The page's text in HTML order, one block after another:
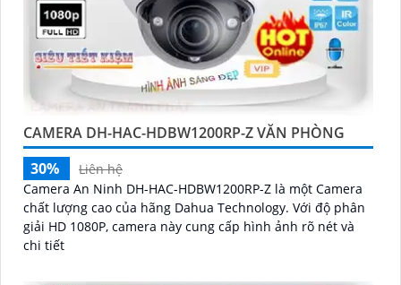
CAMERA DH-HAC-HDBW1200RP-Z VĂN PHÒNG
30%
Liên hệ
Camera An Ninh DH-HAC-HDBW1200RP-Z là một Camera
chất lượng cao của hãng Dahua Technology. Với độ phân
giải HD 1080P, camera này cung cấp hình ảnh rõ nét và
chi tiết